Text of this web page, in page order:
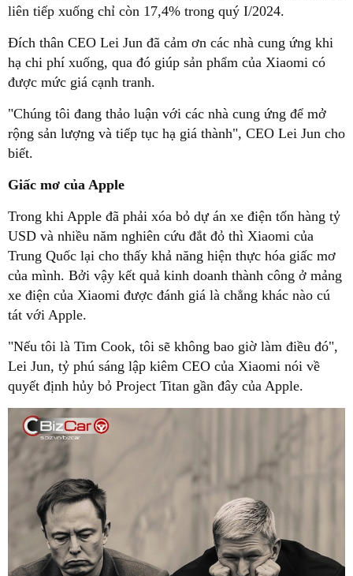
liên tiếp xuống chỉ còn 17,4% trong quý I/2024.
Đích thân CEO Lei Jun đã cảm ơn các nhà cung ứng khi
hạ chi phí xuống, qua đó giúp sản phẩm của Xiaomi có
được mức giá cạnh tranh.
"Chúng tôi đang thảo luận với các nhà cung ứng để mở
rộng sản lượng và tiếp tục hạ giá thành", CEO Lei Jun cho
biết.
Giấc mơ của Apple
Trong khi Apple đã phải xóa bỏ dự án xe điện tốn hàng tỷ
USD và nhiều năm nghiên cứu đắt đỏ thì Xiaomi của
Trung Quốc lại cho thấy khả năng hiện thực hóa giấc mơ
của mình. Bởi vậy kết quả kinh doanh thành công ở mảng
xe điện của Xiaomi được đánh giá là chẳng khác nào cú
tát với Apple.
"Nếu tôi là Tim Cook, tôi sẽ không bao giờ làm điều đó",
Lei Jun, tỷ phú sáng lập kiêm CEO của Xiaomi nói về
quyết định hủy bỏ Project Titan gần đây của Apple.